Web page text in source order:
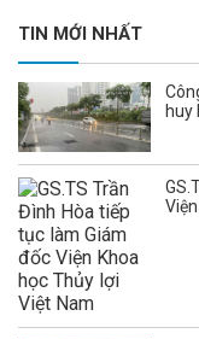
TIN MỚI NHẤT
huy